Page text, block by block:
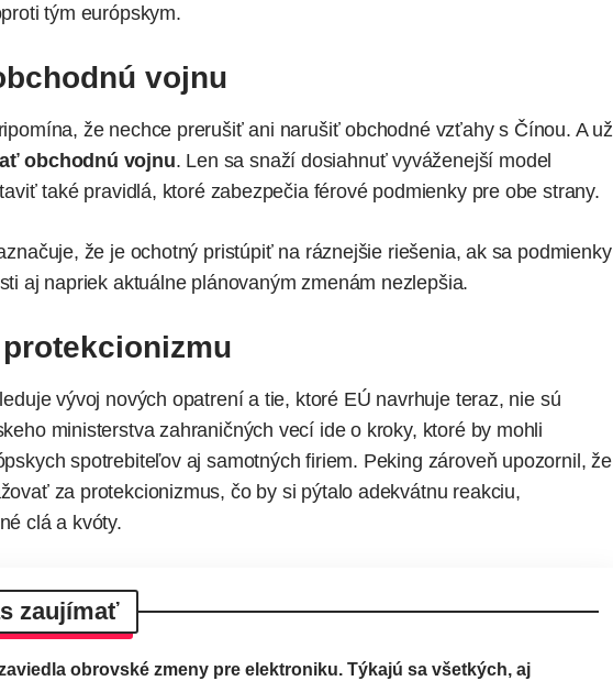
tým európskym.
vojnu
že nechce prerušiť ani narušiť obchodné vzťahy s Čínou. A už
obchodnú vojnu. Len sa snaží dosiahnuť vyváženejší model
také pravidlá, ktoré zabezpečia férové podmienky pre obe strany.
že je ochotný pristúpiť na ráznejšie riešenia, ak sa podmienky
aj napriek aktuálne plánovaným zmenám nezlepšia.
vývoj nových opatrení a tie, ktoré EÚ navrhuje teraz, nie sú
ministerstva zahraničných vecí ide o kroky, ktoré by mohli
spotrebiteľov aj samotných firiem. Peking zároveň upozornil, že
za protekcionizmus, čo by si pýtalo adekvátnu reakciu,
clá a kvóty.
zaujímať
obrovské zmeny pre elektroniku. Týkajú sa všetkých, aj